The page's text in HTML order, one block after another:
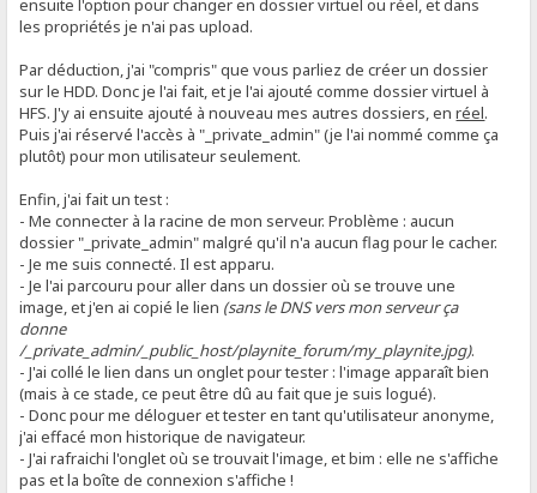
ensuite l'option pour changer en dossier virtuel ou réel, et dans
les propriétés je n'ai pas upload.
Par déduction, j'ai "compris" que vous parliez de créer un dossier
sur le HDD. Donc je l'ai fait, et je l'ai ajouté comme dossier virtuel à
HFS. J'y ai ensuite ajouté à nouveau mes autres dossiers, enréel.
Puis j'ai réservé l'accès à "_private_admin" (je l'ai nommé comme ça
plutôt) pour mon utilisateur seulement.
Enfin, j'ai fait un test :
- Me connecter à la racine de mon serveur. Problème : aucun
dossier "_private_admin" malgré qu'il n'a aucun flag pour le cacher.
- Je me suis connecté. Il est apparu.
- Je l'ai parcouru pour aller dans un dossier où se trouve une
image, et j'en ai copié le lien (sans le DNS vers mon serveur ça
donne
/_private_admin/_public_host/playnite_forum/my_playnite.jpg).
- J'ai collé le lien dans un onglet pour tester : l'image apparaît bien
(mais à ce stade, ce peut être dû au fait que je suis logué).
- Donc pour me déloguer et tester en tant qu'utilisateur anonyme,
j'ai effacé mon historique de navigateur.
- J'ai rafraichi l'onglet où se trouvait l'image, et bim : elle ne s'affiche
pas et la boîte de connexion s'affiche !